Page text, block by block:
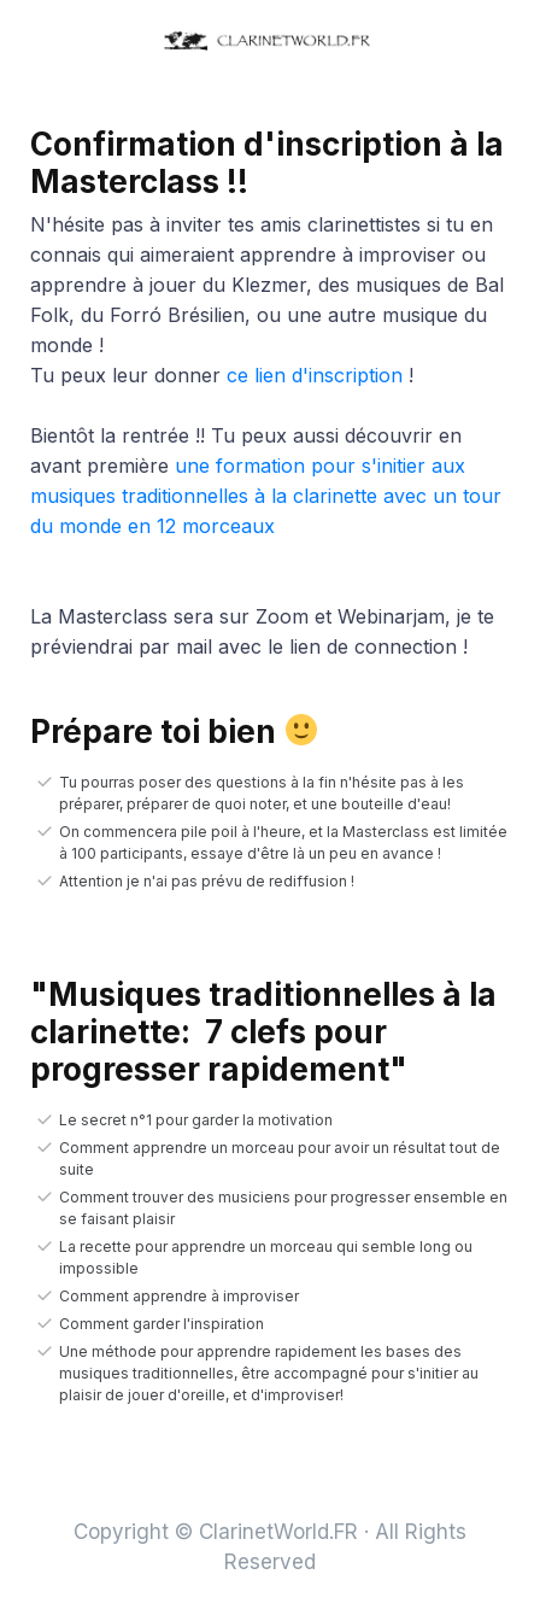
Confirmation d'inscription à la
Masterclass !!
N'hésite pas à inviter tes amis clarinettistes si tu en
connais qui aimeraient apprendre à improviser ou
apprendre à jouer du Klezmer, des musiques de Bal
Folk, du Forró Brésilien, ou une autre musique du
monde !
Tu peux leur donner ce lien d'inscription !
Bientôt la rentrée !! Tu peux aussi découvrir en
avant première une formation pour s'initier aux
musiques traditionnelles à la clarinette avec un tour
du monde en 12 morceaux
La Masterclass sera sur Zoom et Webinarjam, je te
préviendrai par mail avec le lien de connection !
Prépare toi bien
Tu pourras poser des questions à la fin n'hésite pas à les
préparer, préparer de quoi noter, et une bouteille d'eau!
On commencera pile poil à l'heure, et la Masterclass est limitée
à 100 participants, essaye d'être là un peu en avance !
Attention je n'ai pas prévu de rediffusion !
"Musiques traditionnelles à la
clarinette: 7 clefs pour
progresser rapidement"
Le secret n°1 pour garder la motivation
Comment apprendre un morceau pour avoir un résultat tout de
suite
Comment trouver des musiciens pour progresser ensemble en
se faisant plaisir
La recette pour apprendre un morceau qui semble long ou
impossible
Comment apprendre à improviser
Comment garder l'inspiration
Une méthode pour apprendre rapidement les bases des
musiques traditionnelles, être accompagné pour s'initier au
plaisir de jouer d'oreille, et d'improviser!
Copyright © ClarinetWorld.FR · All Rights
Reserved